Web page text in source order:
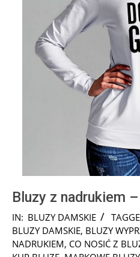
Bluzy z nadrukiem
2018-
04-
20
IN: BLUZY DAMSKIE
BLUZY DAMSKIE, BLUZY
NADRUKIEM, CO NOSIĆ Z